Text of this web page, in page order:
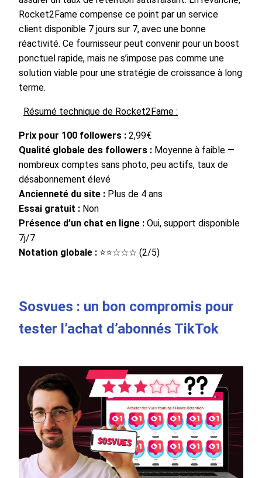
Rocket2Fame compense ce point par un service
client disponible 7 jours sur 7, avec une bonne
réactivité. Ce fournisseur peut convenir pour un boost
ponctuel rapide, mais ne s’impose pas comme une
solution viable pour une stratégie de croissance à long
terme.
Résumé technique de Rocket2Fame :
Prix pour 100 followers : 2,99€
Qualité globale des followers : Moyenne à faible —
nombreux comptes sans photo, peu actifs, taux de
désabonnement élevé
Ancienneté du site : Plus de 4 ans
Essai gratuit : Non
Présence d’un chat en ligne : Oui, support disponible
7j/7
Notation globale : ⭐⭐☆☆☆ (2/5)
Sosvues : un bon compromis pour
tester l’achat d’abonnés TikTok